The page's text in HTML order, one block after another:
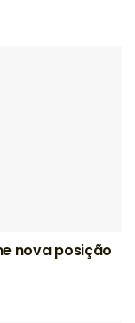
nova posição